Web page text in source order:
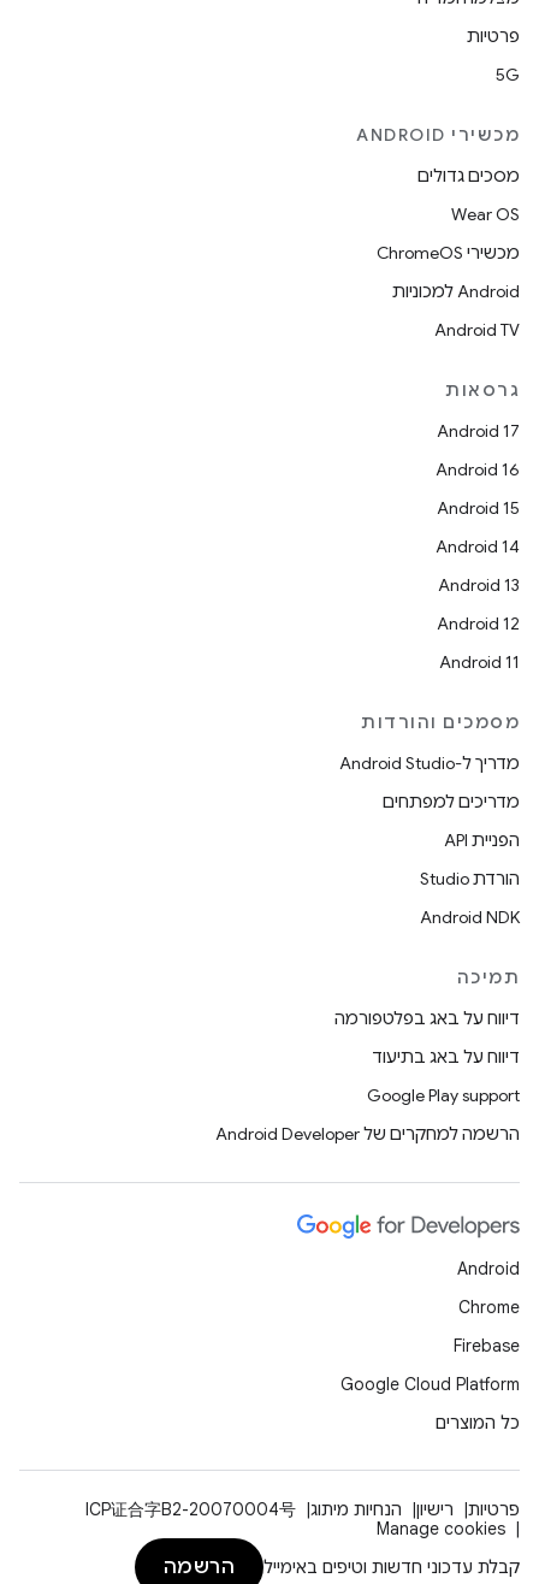
פרטיות
5G
מכשירי ANDROID
מסכים גדולים
Wear OS
מכשירי ChromeOS
Android למכוניות
Android TV
גרסאות
Android 17
Android 16
Android 15
Android 14
Android 13
Android 12
Android 11
מסמכים והורדות
מדריך ל-Android Studio
מדריכים למפתחים
הפניית API
הורדת Studio
Android NDK
תמיכה
דיווח על באג בפלטפורמה
דיווח על באג בתיעוד
Google Play support
הרשמה למחקרים של Android Developer
Android
Chrome
Firebase
Google Cloud Platform
כל המוצרים
פרטיות רישיון הנחיות מיתוג
ICP证合字B2-20070004号
Manage cookies
קבלת עדכוני חדשות וטיפים באימייל
הרשמה